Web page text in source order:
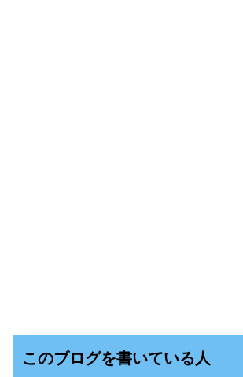
このブログを書いている人